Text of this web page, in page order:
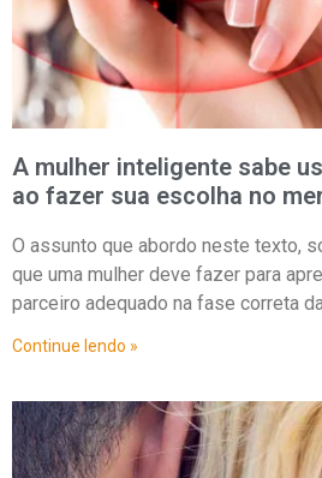
A mulher inteligente sabe
ao fazer sua escolha no
O assunto que abordo neste texto,
que uma mulher deve fazer para
parceiro adequado na fase correta
Continue lendo »